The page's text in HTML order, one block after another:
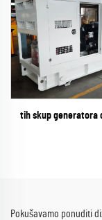
tih skup generatora
Pokušavamo ponuditi